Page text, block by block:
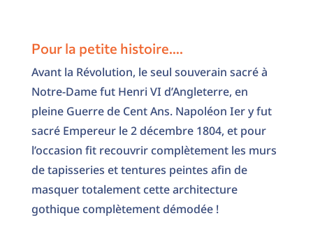
Pour la petite histoire….
Avant la Révolution, le seul souverain sacré à
Notre-Dame fut Henri VI d’Angleterre, en
pleine Guerre de Cent Ans. Napoléon Ier y fut
sacré Empereur le 2 décembre 1804, et pour
l’occasion fit recouvrir complètement les murs
de tapisseries et tentures peintes afin de
masquer totalement cette architecture
gothique complètement démodée !